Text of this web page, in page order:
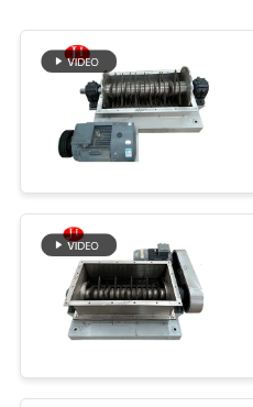
SITEMAP
KEBIJAKAN
PRIVASI